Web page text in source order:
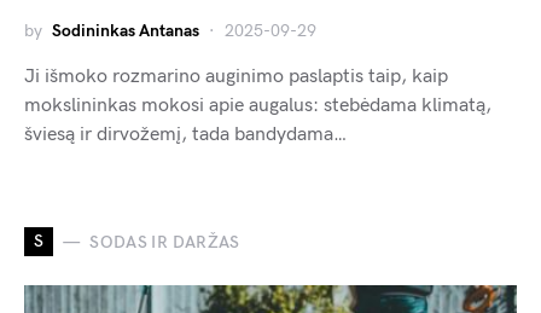
by Sodininkas Antanas 2025-09-29
Ji išmoko rozmarino auginimo paslaptis taip, kaip
mokslininkas mokosi apie augalus: stebėdama klimatą,
šviesą ir dirvožemį, tada bandydama…
S SODAS IR DARŽAS